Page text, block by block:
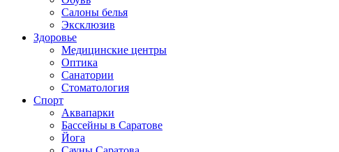
Салоны белья
Эксклюзив
Здоровье
Медицинские центры
Оптика
Санатории
Стоматология
Спорт
Аквапарки
Бассейны в Саратове
Йога